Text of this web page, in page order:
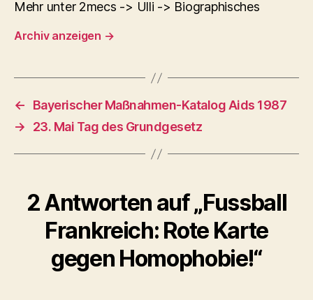
Mehr unter 2mecs -> Ulli -> Biographisches
Archiv anzeigen →
←
Bayerischer Maßnahmen-Katalog Aids 1987
→
23. Mai Tag des Grundgesetz
2 Antworten auf „Fussball
Frankreich: Rote Karte
gegen Homophobie!“